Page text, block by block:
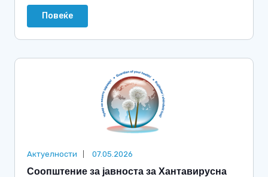
Повеќе
Актуелности 07.05.2026
Соопштение за јавноста за Хантавирусна